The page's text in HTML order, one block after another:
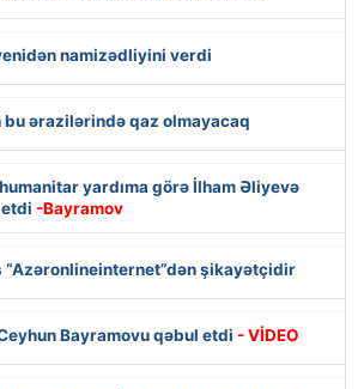
namizədliyini verdi
bu ərazilərində qaz olmayacaq
yardıma görə İlham Əliyevə
-Bayramov
“Azəronlineinternet”dən şikayətçidir
Bayramovu qəbul etdi - VİDEO